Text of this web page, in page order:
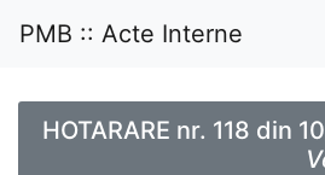
PMB :: Acte Interne
HOTARARE nr. 118 din